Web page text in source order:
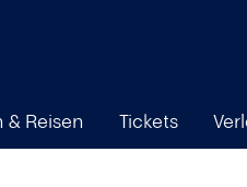
& Reisen Tickets